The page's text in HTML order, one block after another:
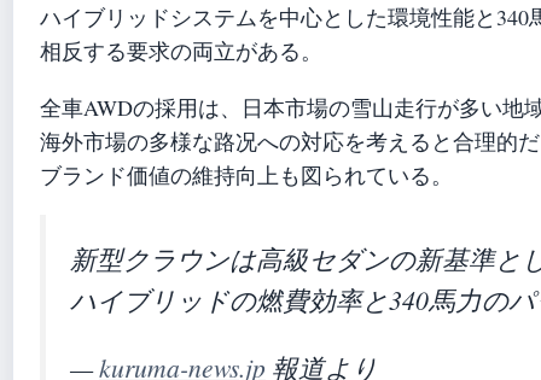
ハイブリッドシステムを中心とした環境性能と
相反する要求の両立がある。
全車AWDの採用は、日本市場の雪山走行が多い地
海外市場の多様な路况への対応を考えると合理的
ブランド価値の維持向上も図られている。
新型クラウンは高級セダンの新基準と
ハイブリッドの燃費効率と340馬力の
—kuruma-news.jp 報道より